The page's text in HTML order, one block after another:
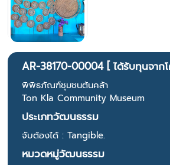
AR-38170-00004 [ ได้รับทุนจาก
พิพิธภัณฑ์ชุมชนต้นคล้า
Ton Kla Community Museum
ประเภทวัฒนธรรม
จับต้องได้ : Tangible.
หมวดหมู่วัฒนธรรม